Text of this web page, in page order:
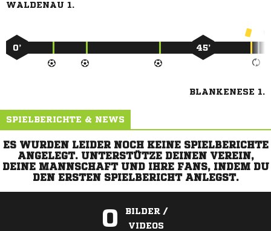
WALDENAU 1.
0’ 45’
BLANKENESE 1.
SPIELBERICHTE & NEWS
ES WURDEN LEIDER NOCH KEINE SPIELBERICHTE
ANGELEGT. UNTERSTÜTZE DEINEN VEREIN,
DEINE MANNSCHAFT UND IHRE FANS, INDEM DU
DEN ERSTEN SPIELBERICHT ANLEGST.
0
BILDER /
VIDEOS